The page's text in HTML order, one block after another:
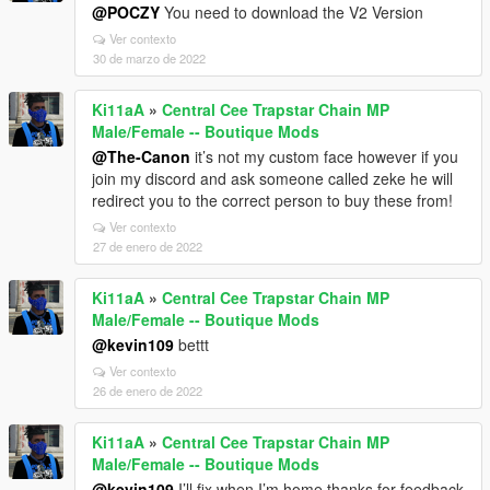
@POCZY You need to download the V2 Version
Ver contexto
30 de marzo de 2022
Ki11aA » Central Cee Trapstar Chain MP
Male/Female -- Boutique Mods
@The-Canon it’s not my custom face however if you
join my discord and ask someone called zeke he will
redirect you to the correct person to buy these from!
Ver contexto
27 de enero de 2022
Ki11aA » Central Cee Trapstar Chain MP
Male/Female -- Boutique Mods
@kevin109 bettt
Ver contexto
26 de enero de 2022
Ki11aA » Central Cee Trapstar Chain MP
Male/Female -- Boutique Mods